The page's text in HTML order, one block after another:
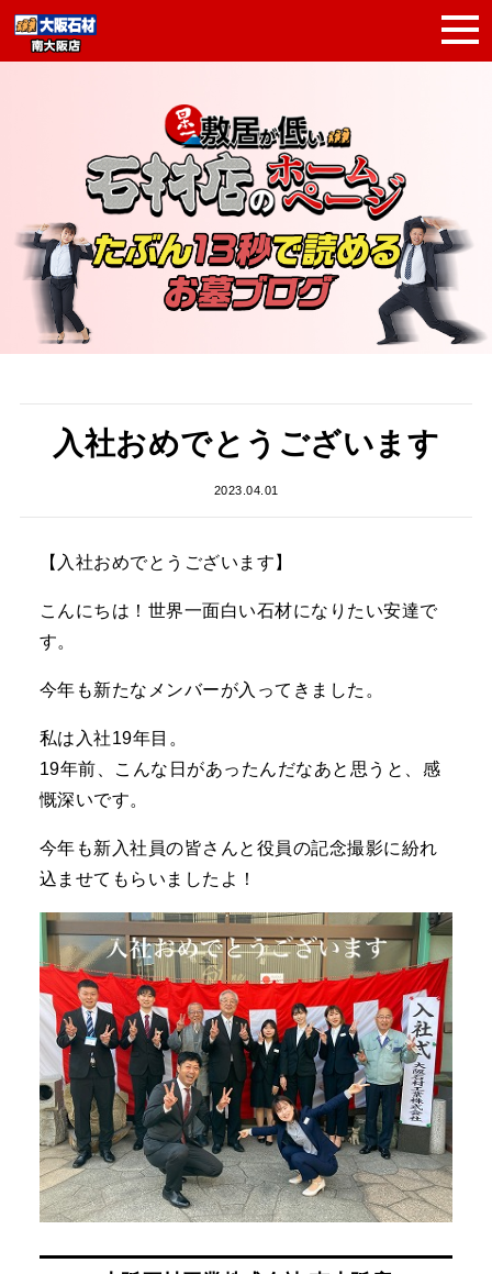
入社おめでとうございます
2023.04.01
【入社おめでとうございます】
こんにちは！世界一面白い石材になりたい安達で
す。
今年も新たなメンバーが入ってきました。
私は入社19年目。
19年前、こんな日があったんだなあと思うと、感
慨深いです。
今年も新入社員の皆さんと役員の記念撮影に紛れ
込ませてもらいましたよ！